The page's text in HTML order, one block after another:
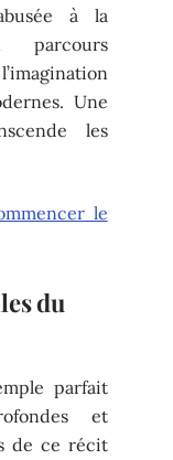
à la
parcours
Une
les
le
du
parfait
et
de ce récit